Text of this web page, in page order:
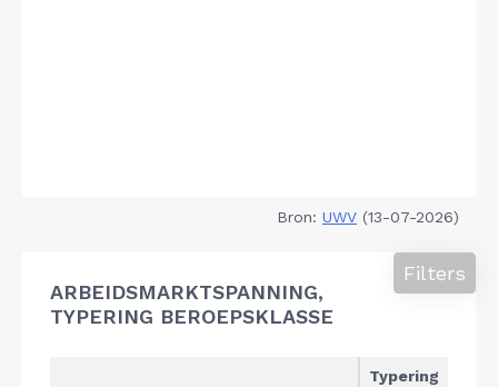
Bron: UWV (13-07-2026)
ARBEIDSMARKTSPANNING,
TYPERING BEROEPSKLASSE
Filters